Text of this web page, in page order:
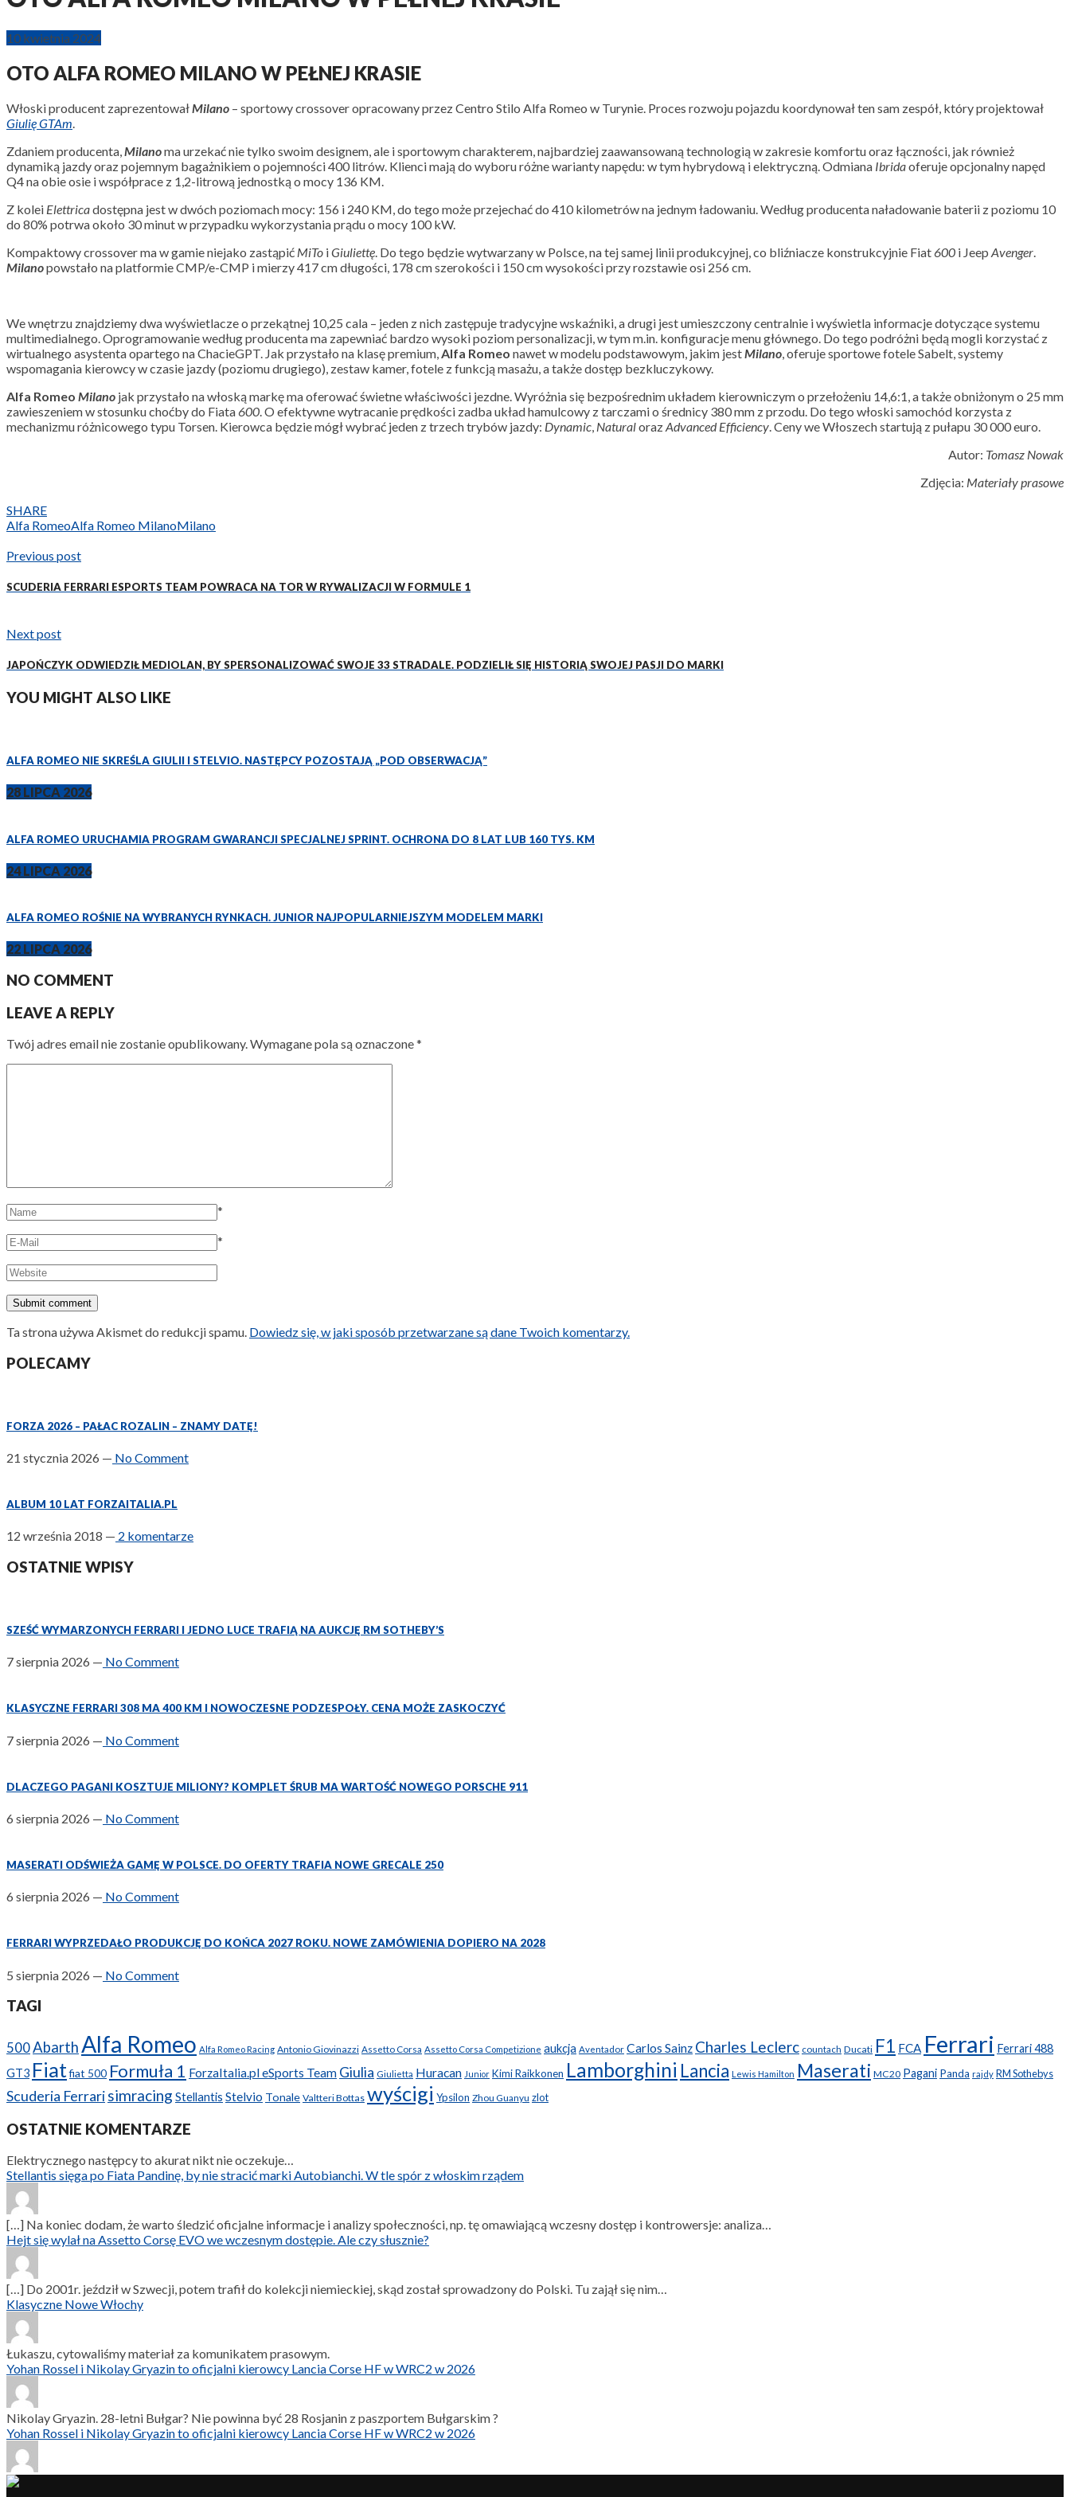
10 kwietnia 2024
OTO ALFA ROMEO MILANO W PEŁNEJ KRASIE
Włoski producent zaprezentował Milano – sportowy crossover opracowany przez Centro Stilo Alfa Romeo w Turynie. Proces rozwoju pojazdu koordynował ten sam zespół, który projektował
Giulię GTAm
Zdaniem producenta, Milanoma urzekać nie tylko swoim designem, ale i sportowym charakterem, najbardziej zaawansowaną technologią w zakresie komfortu oraz łączności, jak również
dynamiką jazdy oraz pojemnym bagażnikiem o pojemności 400 litrów. Klienci mają do wyboru różne warianty napędu: w tym hybrydową i elektryczną. Odmiana Ibridaoferuje opcjonalny napęd
Q4 na obie osie i współprace z 1,2-litrową jednostką o mocy 136 KM.
Z kolei Elettricadostępna jest w dwóch poziomach mocy: 156 i 240 KM, do tego może przejechać do 410 kilometrów na jednym ładowaniu. Według producenta naładowanie baterii z poziomu 10
do 80% potrwa około 30 minut w przypadku wykorzystania prądu o mocy 100 kW.
Kompaktowy crossover ma w gamie niejako zastąpić MiTo iGiuliettę . Do tego będzie wytwarzany w Polsce, na tej samej linii produkcyjnej, co bliźniacze konstrukcyjnie Fiat600 i Jeep Avenger
Milanopowstało na platformie CMP/e-CMP i mierzy 417 cm długości, 178 cm szerokości i 150 cm wysokości przy rozstawie osi 256 cm.
We wnętrzu znajdziemy dwa wyświetlacze o przekątnej 10,25 cala – jeden z nich zastępuje tradycyjne wskaźniki, a drugi jest umieszczony centralnie i wyświetla informacje dotyczące systemu
multimedialnego. Oprogramowanie według producenta ma zapewniać bardzo wysoki poziom personalizacji, w tym m.in. konfiguracje menu głównego. Do tego podróżni będą mogli korzystać z
wirtualnego asystenta opartego na ChacieGPT. Jak przystało na klasę premium, Alfa Romeo nawet w modelu podstawowym, jakim jest Milano , oferuje sportowe fotele Sabelt, systemy
wspomagania kierowcy w czasie jazdy (poziomu drugiego), zestaw kamer, fotele z funkcją masażu, a także dostęp bezkluczykowy.
Alfa Romeo Milano jak przystało na włoską markę ma oferować świetne właściwości jezdne. Wyróżnia się bezpośrednim układem kierowniczym o przełożeniu 14,6:1, a także obniżonym o 25 mm
zawieszeniem w stosunku choćby do Fiata600 . O efektywne wytracanie prędkości zadba układ hamulcowy z tarczami o średnicy 380 mm z przodu. Do tego włoski samochód korzysta z
mechanizmu różnicowego typu Torsen. Kierowca będzie mógł wybrać jeden z trzech trybów jazdy: Dynamic NaturalorazAdvanced Efficiency Ceny we Włoszech startują z pułapu 30 000 euro.
Autor: Tomasz Nowak
Zdjęcia: Materiały prasowe
SHARE
Alfa RomeoAlfa Romeo MilanoMilano
Previous post
SCUDERIA FERRARI ESPORTS TEAM POWRACA NA TOR W RYWALIZACJI W FORMULE 1
Next post
JAPOŃCZYK ODWIEDZIŁ MEDIOLAN, BY SPERSONALIZOWAĆ SWOJE 33 STRADALE. PODZIELIŁ SIĘ HISTORIĄ SWOJEJ PASJI DO MARKI
YOU MIGHT ALSO LIKE
ALFA ROMEO NIE SKREŚLA GIULII I STELVIO. NASTĘPCY POZOSTAJĄ „POD OBSERWACJĄ”
28 LIPCA 2026
ALFA ROMEO URUCHAMIA PROGRAM GWARANCJI SPECJALNEJ SPRINT. OCHRONA DO 8 LAT LUB 160 TYS. KM
24 LIPCA 2026
ALFA ROMEO ROŚNIE NA WYBRANYCH RYNKACH. JUNIOR NAJPOPULARNIEJSZYM MODELEM MARKI
22 LIPCA 2026
NO COMMENT
LEAVE A REPLY
Twój adres email nie zostanie opublikowany.Wymagane pola są oznaczone*
*
*
Ta strona używa Akismet do redukcji spamu. Dowiedz się, w jaki sposób przetwarzane są dane Twoich komentarzy.
POLECAMY
FORZA 2026 – PAŁAC ROZALIN – ZNAMY DATĘ!
21 stycznia 2026 — No Comment
ALBUM 10 LAT FORZAITALIA.PL
12 września 2018 — 2 komentarze
OSTATNIE WPISY
SZEŚĆ WYMARZONYCH FERRARI I JEDNO LUCE TRAFIĄ NA AUKCJĘ RM SOTHEBY’S
7 sierpnia 2026 — No Comment
KLASYCZNE FERRARI 308 MA 400 KM I NOWOCZESNE PODZESPOŁY. CENA MOŻE ZASKOCZYĆ
7 sierpnia 2026 — No Comment
DLACZEGO PAGANI KOSZTUJE MILIONY? KOMPLET ŚRUB MA WARTOŚĆ NOWEGO PORSCHE 911
6 sierpnia 2026 — No Comment
MASERATI ODŚWIEŻA GAMĘ W POLSCE. DO OFERTY TRAFIA NOWE GRECALE 250
6 sierpnia 2026 — No Comment
FERRARI WYPRZEDAŁO PRODUKCJĘ DO KOŃCA 2027 ROKU. NOWE ZAMÓWIENIA DOPIERO NA 2028
5 sierpnia 2026 — No Comment
TAGI
500AbarthAlfa Romeo Alfa Romeo Racing Antonio Giovinazzi Assetto Corsa Assetto Corsa Competizione aukcja Aventador Carlos Sainz Charles Leclerc countach Ducati F1 FCA Ferrari Ferrari 488
GT3 Fiatfiat 500 Formuła 1 ForzaItalia.pl eSports Team Giulia Giulietta Huracan Junior Kimi Raikkonen Lamborghini Lancia Lewis Hamilton Maserati MC20 Pagani Panda rajdy RM Sothebys
Scuderia Ferrarisimracing Stellantis Stelvio Tonale Valtteri Bottas wyścigi Ypsilon Zhou Guanyu zlot
OSTATNIE KOMENTARZE
Elektrycznego następcy to akurat nikt nie oczekuje…
Stellantis sięga po Fiata Pandinę, by nie stracić marki Autobianchi. W tle spór z włoskim rządem
[…] Na koniec dodam, że warto śledzić oficjalne informacje i analizy społeczności, np. tę omawiającą wczesny dostęp i kontrowersje: analiza…
Hejt się wylał na Assetto Corsę EVO we wczesnym dostępie. Ale czy słusznie?
[…] Do 2001r. jeździł w Szwecji, potem trafił do kolekcji niemieckiej, skąd został sprowadzony do Polski. Tu zajął się nim…
Klasyczne Nowe Włochy
Łukaszu, cytowaliśmy materiał za komunikatem prasowym.
Yohan Rossel i Nikolay Gryazin to oficjalni kierowcy Lancia Corse HF w WRC2 w 2026
Nikolay Gryazin. 28-letni Bułgar? Nie powinna być 28 Rosjanin z paszportem Bułgarskim ?
Yohan Rossel i Nikolay Gryazin to oficjalni kierowcy Lancia Corse HF w WRC2 w 2026